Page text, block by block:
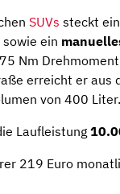
SUVs steckt ein
ein
Nm
erreicht er aus
von 400 Liter.
Laufleistung
219 Euro